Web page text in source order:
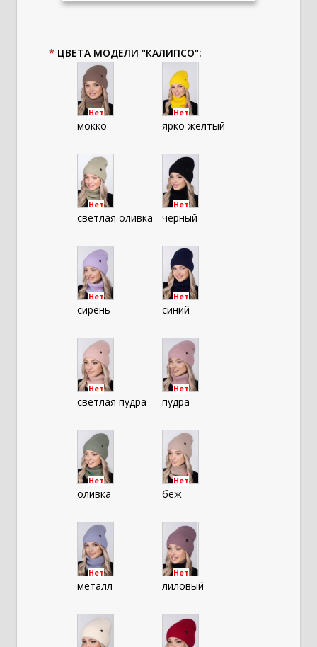
* ЦВЕТА МОДЕЛИ "КАЛИПСО":
Нет
мокко
Нет
ярко желтый
Нет
светлая оливка
Нет
черный
Нет
сирень
Нет
синий
Нет
светлая пудра
Нет
пудра
Нет
оливка
Нет
беж
Нет
металл
Нет
лиловый